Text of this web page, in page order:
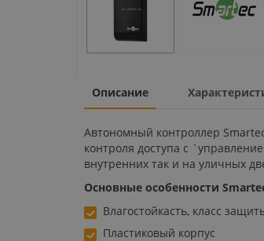
Описание
Автономный контроллер
контроля доступа с
внутренних так и на уличных
Основные особенности Smartec
Влагостойкасть, класс
Пластиковый корпус